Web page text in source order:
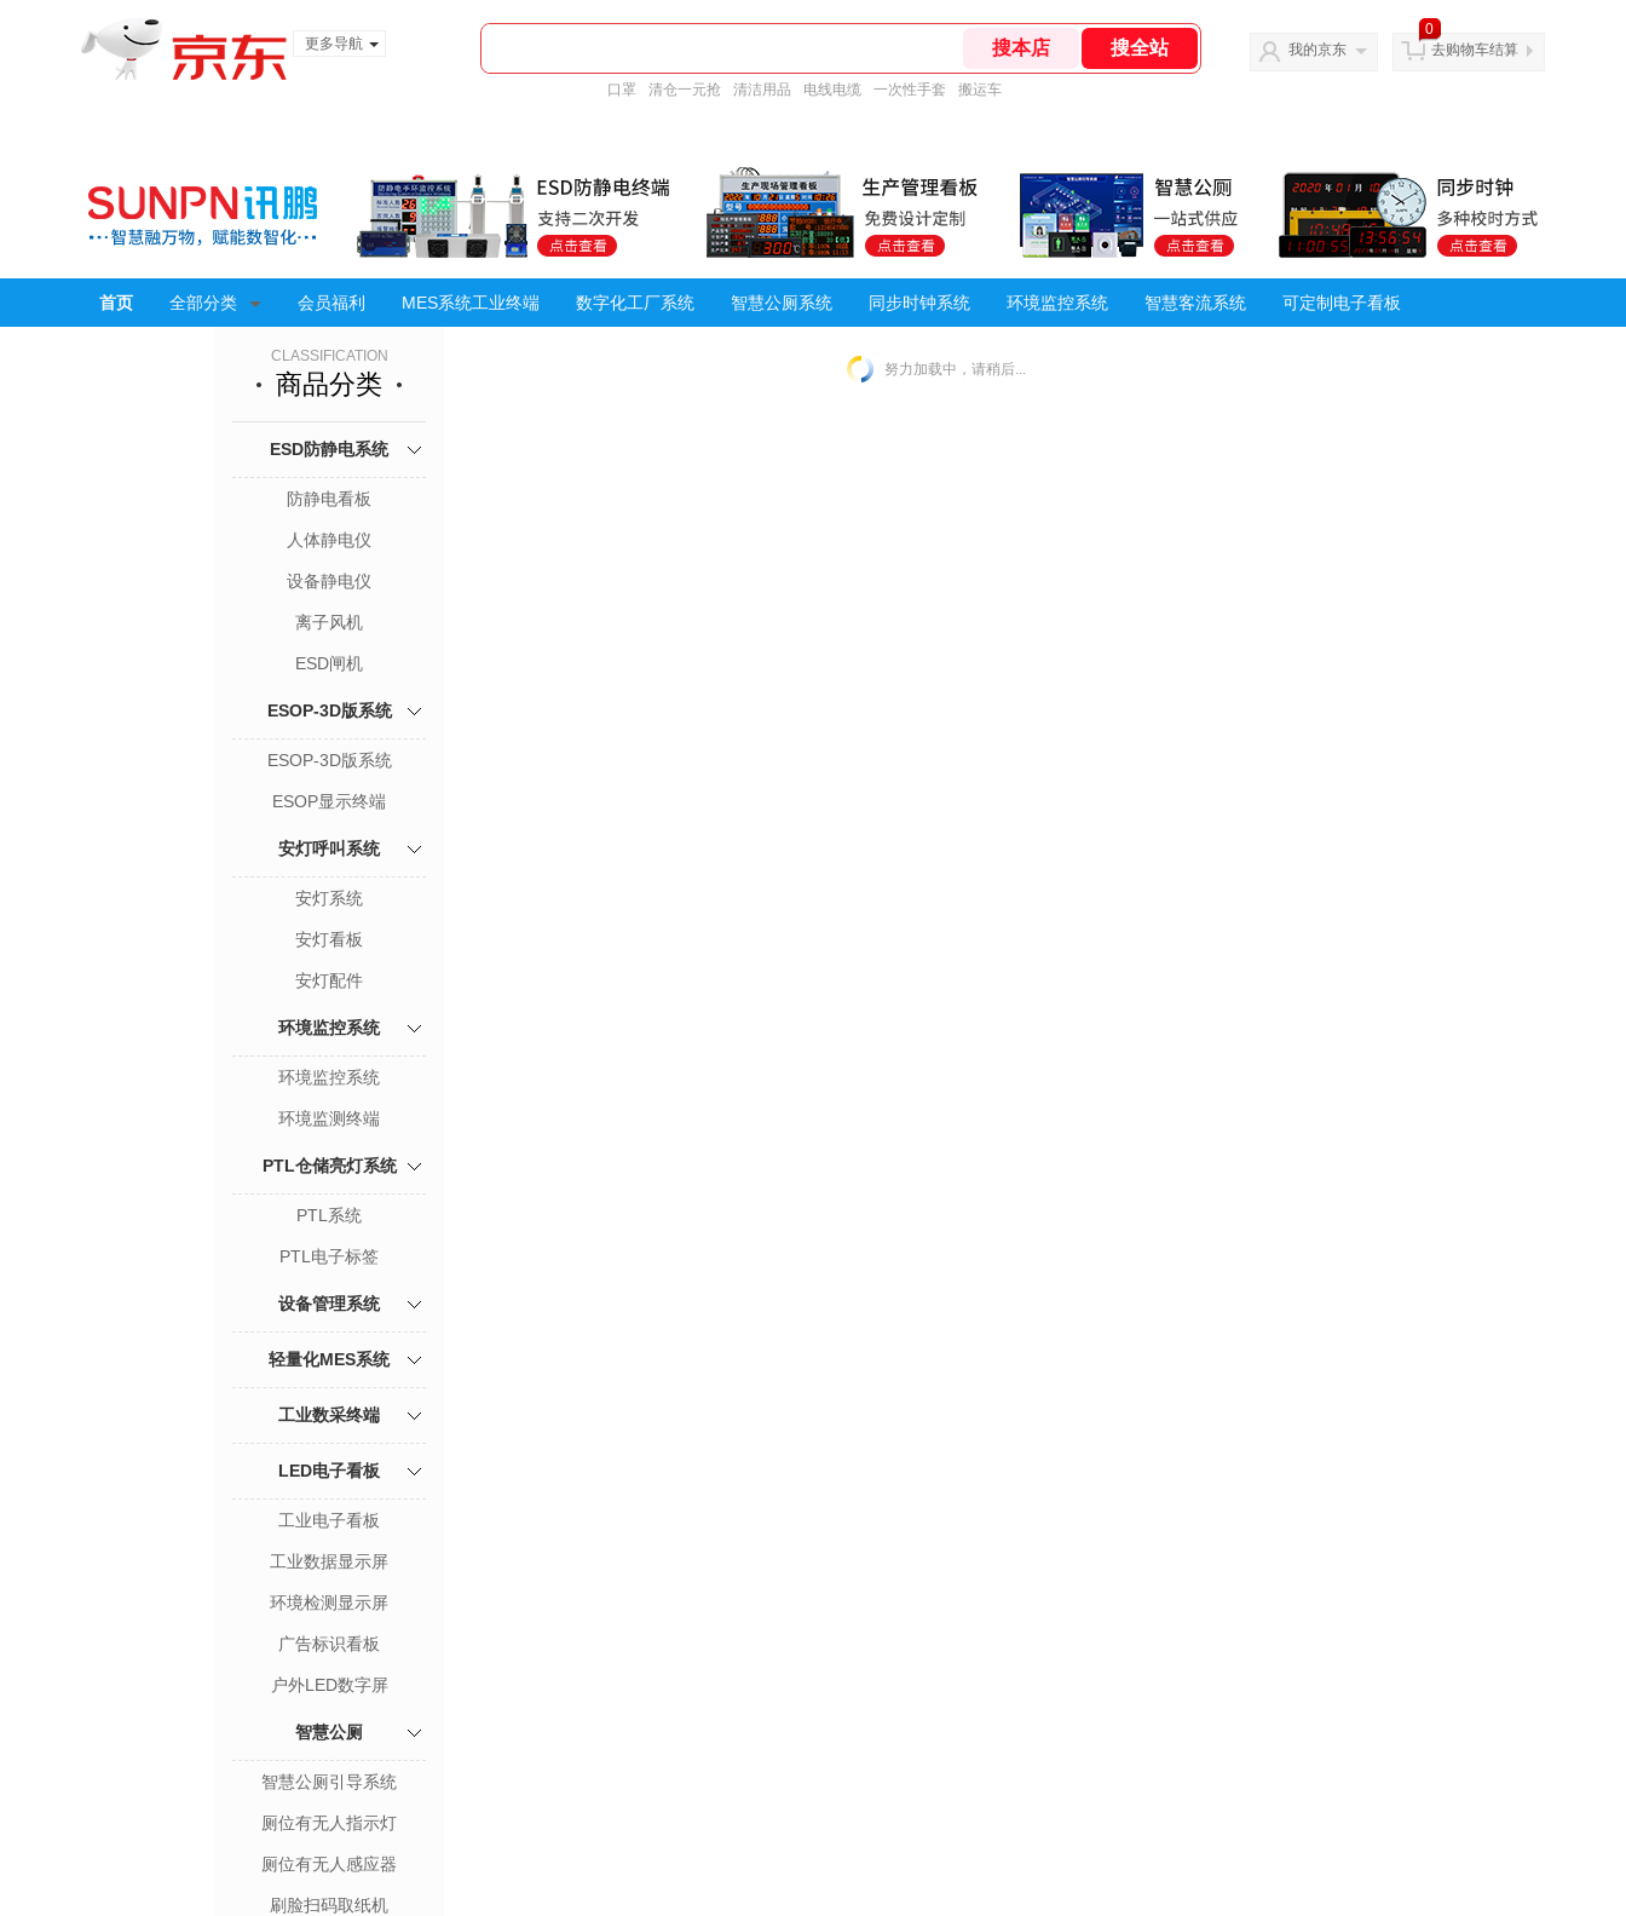
更多导航
口罩 清仓一元抢 清洁用品 电线电缆 一次性手套 搬运车
我的京东
0
去购物车结算
首页 全部分类 会员福利 MES系统工业终端 数字化工厂系统 智慧公厕系统 同步时钟系统 环境监控系统 智慧客流系统 可定制电子看板
CLASSIFICATION
商品分类
ESD防静电系统
防静电看板
人体静电仪
设备静电仪
离子风机
ESD闸机
ESOP-3D版系统
ESOP-3D版系统
ESOP显示终端
安灯呼叫系统
安灯系统
安灯看板
安灯配件
环境监控系统
环境监控系统
环境监测终端
PTL仓储亮灯系统
PTL系统
PTL电子标签
设备管理系统
轻量化MES系统
工业数采终端
LED电子看板
工业电子看板
工业数据显示屏
环境检测显示屏
广告标识看板
户外LED数字屏
智慧公厕
智慧公厕引导系统
厕位有无人指示灯
厕位有无人感应器
刷脸扫码取纸机
努力加载中，请稍后...